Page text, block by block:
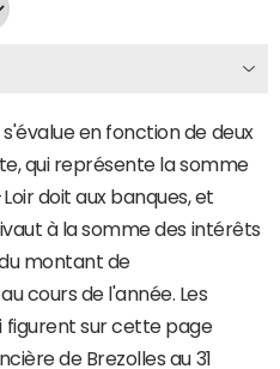
en fonction de deux
qui représente la somme
doit aux banques, et
à la somme des intérêts
montant de
cours de l'année. Les
figurent sur cette page
de Brezolles au 31